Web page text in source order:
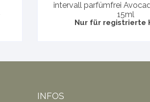
intervall parfümfrei
15ml
Nur für registrierte
INFOS